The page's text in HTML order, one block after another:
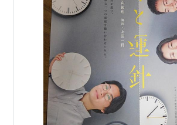
藤枝MYFC
リスト::サッカー選手